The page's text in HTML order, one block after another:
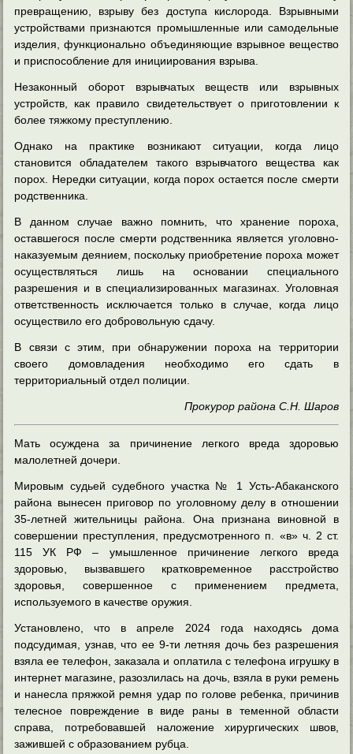
превращению, взрыву без доступа кислорода. Взрывными
устройствами признаются промышленные или самодельные
изделия, функционально объединяющие взрывное вещество
и приспособление для инициирования взрыва.
Незаконный оборот взрывчатых веществ или взрывных
устройств, как правило свидетельствует о приготовлении к
более тяжкому преступлению.
Однако на практике возникают ситуации, когда лицо
становится обладателем такого взрывчатого вещества как
порох. Нередки ситуации, когда порох остается после смерти
родственника.
В данном случае важно помнить, что хранение пороха,
оставшегося после смерти родственника является уголовно-
наказуемым деянием, поскольку приобретение пороха может
осуществляться лишь на основании специального
разрешения и в специализированных магазинах. Уголовная
ответственность исключается только в случае, когда лицо
осуществило его добровольную сдачу.
В связи с этим, при обнаружении пороха на территории
своего домовладения необходимо его сдать в
территориальный отдел полиции.
Прокурор района С.Н. Шаров
Мать осуждена за причинение легкого вреда здоровью
малолетней дочери.
Мировым судьей судебного участка № 1 Усть-Абаканского
района вынесен приговор по уголовному делу в отношении
35-летней жительницы района. Она признана виновной в
совершении преступления, предусмотренного п. «в» ч. 2 ст.
115 УК РФ – умышленное причинение легкого вреда
здоровью, вызвавшего кратковременное расстройство
здоровья, совершенное с применением предмета,
используемого в качестве оружия.
Установлено, что в апреле 2024 года находясь дома
подсудимая, узнав, что ее 9-ти летняя дочь без разрешения
взяла ее телефон, заказала и оплатила с телефона игрушку в
интернет магазине, разозлилась на дочь, взяла в руки ремень
и нанесла пряжкой ремня удар по голове ребенка, причинив
телесное повреждение в виде раны в теменной области
справа, потребовавшей наложение хирургических швов,
зажившей с образованием рубца.